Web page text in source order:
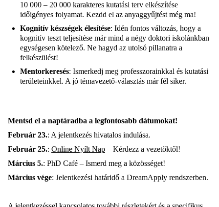
10 000 – 20 000 karakteres kutatási terv elkészítése
időigényes folyamat. Kezdd el az anyaggyűjtést még ma!
Kognitív készségek élesítése: Idén fontos változás, hogy a
kognitív teszt teljesítése már mind a négy doktori iskolánkban
egységesen kötelező. Ne hagyd az utolsó pillanatra a
felkészülést!
Mentorkeresés: Ismerkedj meg professzorainkkal és kutatási
területeinkkel. A jó témavezető-választás már fél siker.
Mentsd el a naptáradba a legfontosabb dátumokat!
Február 23.: A jelentkezés hivatalos indulása.
Február 25.: Online Nyílt Nap – Kérdezz a vezetőktől!
Március 5.: PhD Café – Ismerd meg a közösséget!
Március vége: Jelentkezési határidő a DreamApply rendszerben.